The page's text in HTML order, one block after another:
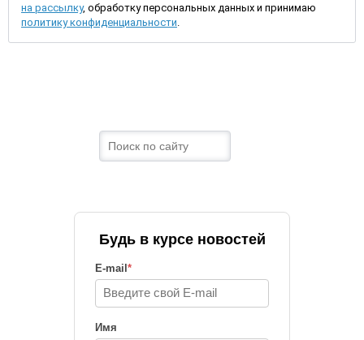
на рассылку, обработку персональных данных и принимаю
политику конфиденциальности
Будь в курсе новостей
E-mail *
Имя